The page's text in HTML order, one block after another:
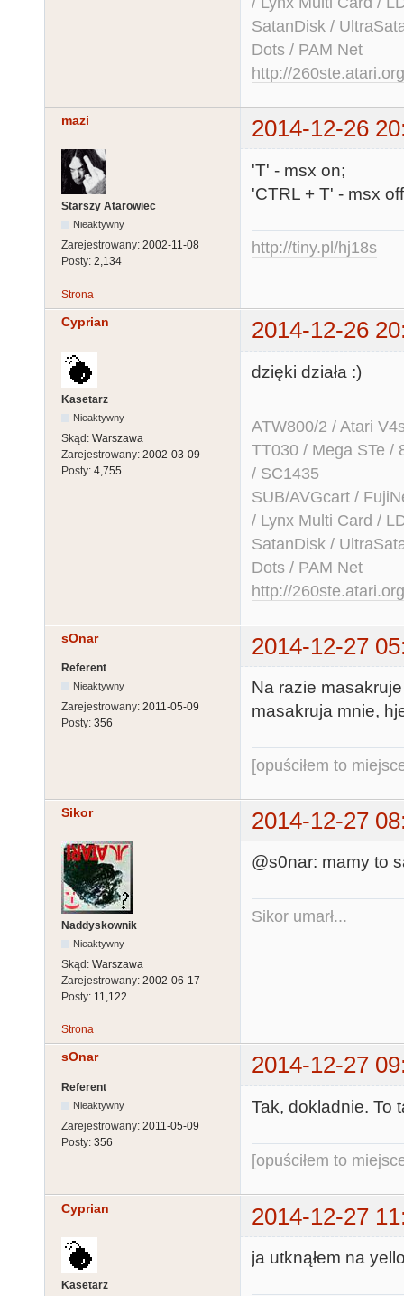
SatanDisk /
Dots / PAM Net
http://260ste.atari.org
mazi 2014-12-26
Starszy Atarowiec
Nieaktywny
Zarejestrowany: 2002-11-08
Posty: 2,134
'T' - msx on;
'CTRL + T' - msx
http://tiny.pl/hj18s
Strona
Cyprian 2014-12-26
Kasetarz
Nieaktywny
Skąd: Warszawa
Zarejestrowany: 2002-03-09
Posty: 4,755
dzięki działa :)
ATW800/2 / Atari
TT030 / Mega STe /
/ SC1435
SUB/AVGcart /
/ Lynx Multi Card /
SatanDisk /
Dots / PAM Net
http://260ste.atari.org
sOnar 2014-12-27
Referent
Nieaktywny
Zarejestrowany: 2011-05-09
Posty: 356
Na razie
masakruja mnie,
[opuściłem to
Sikor 2014-12-27
Naddyskownik
Nieaktywny
Skąd: Warszawa
Zarejestrowany: 2002-06-17
Posty: 11,122
@s0nar: mamy to
Sikor umarł...
Strona
sOnar 2014-12-27
Referent
Nieaktywny
Zarejestrowany: 2011-05-09
Posty: 356
Tak, dokladnie. To
[opuściłem to
Cyprian 2014-12-27
Kasetarz
ja utknąłem na